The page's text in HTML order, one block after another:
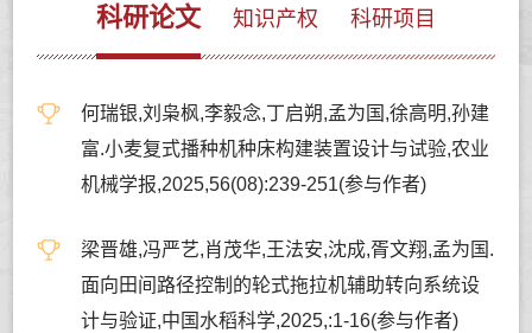
科研论文 知识产权 科研项目
何瑞银,刘枭枫,李毅念,丁启朔,孟为国,徐高明,孙建
富.小麦复式播种机种床构建装置设计与试验,农业
机械学报,2025,56(08):239-251(参与作者)
梁晋雄,冯严艺,肖茂华,王法安,沈成,胥文翔,孟为国.
面向田间路径控制的轮式拖拉机辅助转向系统设
计与验证,中国水稻科学,2025,:1-16(参与作者)